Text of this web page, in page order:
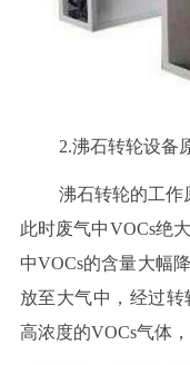
2.沸石转轮设备
沸石转轮的工作
此时废气中VOCs绝
中VOCs的含量大幅
放至大气中，经过
高浓度的VOCs气体